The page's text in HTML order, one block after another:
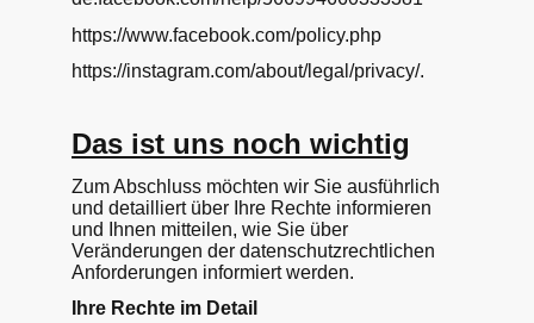
https://www.facebook.com/policy.php
https://instagram.com/about/legal/privacy/.
Das ist uns noch wichtig
Zum Abschluss möchten wir Sie ausführlich
und detailliert über Ihre Rechte informieren
und Ihnen mitteilen, wie Sie über
Veränderungen der datenschutzrechtlichen
Anforderungen informiert werden.
Ihre Rechte im Detail